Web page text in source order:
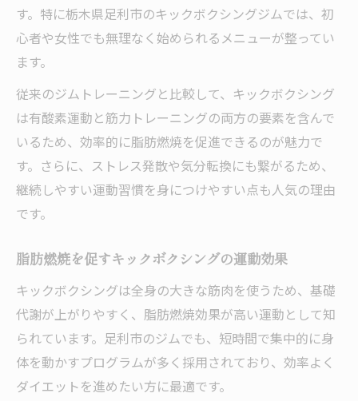
す。特に栃木県足利市のキックボクシングジムでは、初
心者や女性でも無理なく始められるメニューが整ってい
ます。
従来のジムトレーニングと比較して、キックボクシング
は有酸素運動と筋力トレーニングの両方の要素を含んで
いるため、効率的に脂肪燃焼を促進できるのが魅力で
す。さらに、ストレス発散や気分転換にも繋がるため、
継続しやすい運動習慣を身につけやすい点も人気の理由
です。
脂肪燃焼を促すキックボクシングの運動効果
キックボクシングは全身の大きな筋肉を使うため、基礎
代謝が上がりやすく、脂肪燃焼効果が高い運動として知
られています。足利市のジムでも、短時間で集中的に身
体を動かすプログラムが多く採用されており、効率よく
ダイエットを進めたい方に最適です。